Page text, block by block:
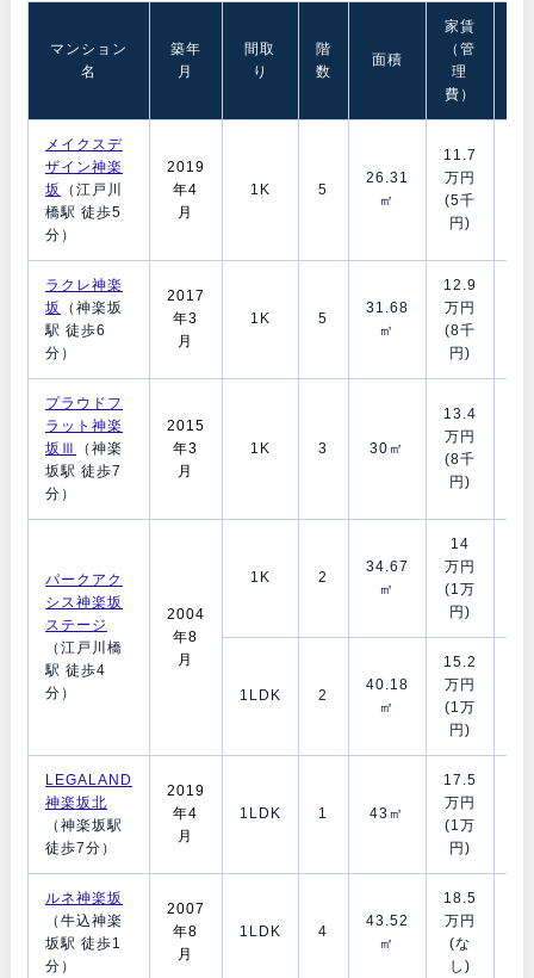
マンション
名
築年
月
間取
り
階
数
面積
家賃
（管
理
費）
メイクスデ
ザイン神楽
坂
（江戸川
橋駅 徒歩5
分）
2019
年4
月
1K 5
26.31
㎡
11.7
万円
(5千
円)
ラクレ神楽
坂
（神楽坂
駅 徒歩6
分）
2017
年3
月
1K 5
31.68
㎡
12.9
万円
(8千
円)
プラウドフ
ラット神楽
坂Ⅲ
（神楽
坂駅 徒歩7
分）
2015
年3
月
1K 3 30㎡
13.4
万円
(8千
円)
パークアク
シス神楽坂
ステージ
（江戸川橋
駅 徒歩4
分）
2004
年8
月
1K 2
34.67
㎡
14
万円
(1万
円)
1LDK 2
40.18
㎡
15.2
万円
(1万
円)
LEGALAND
神楽坂北
（神楽坂駅
徒歩7分）
2019
年4
月
1LDK 1 43㎡
17.5
万円
(1万
円)
ルネ神楽坂
（牛込神楽
坂駅 徒歩1
分）
2007
年8
月
1LDK 4
43.52
㎡
18.5
万円
(な
し)